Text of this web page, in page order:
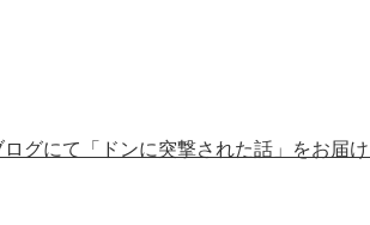
グにて「ドンに突撃された話」をお届け